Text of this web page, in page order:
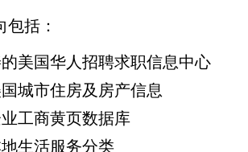
括：
美国华人招聘求职信息中心
城市住房及房产信息
工商黄页数据库
生活服务分类